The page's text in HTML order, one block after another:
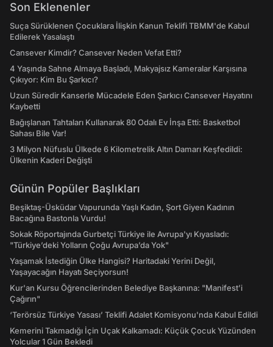
Son Eklenenler
Suça Sürüklenen Çocuklara İlişkin Kanun Teklifi TBMM'de Kabul
Edilerek Yasalaştı
Cansever Kimdir? Cansever Neden Vefat Etti?
4 Yaşında Sahne Almaya Başladı, Makyajsız Kameralar Karşısına
Çıkıyor: Kim Bu Şarkıcı?
Uzun Süredir Kanserle Mücadele Eden Şarkıcı Cansever Hayatını
Kaybetti
Bağışlanan Tahtaları Kullanarak 80 Odalı Ev İnşa Etti: Basketbol
Sahası Bile Var!
3 Milyon Nüfuslu Ülkede 6 Kilometrelik Altın Damarı Keşfedildi:
Ülkenin Kaderi Değişti
Günün Popüler Başlıkları
Beşiktaş-Üsküdar Vapurunda Yaşlı Kadın, Şort Giyen Kadının
Bacağına Bastonla Vurdu!
Sokak Röportajında Gurbetçi Türkiye ile Avrupa'yı Kıyasladı:
"Türkiye’deki Yolların Çoğu Avrupa’da Yok"
Yaşamak İstediğin Ülke Hangisi? Haritadaki Yerini Değil,
Yaşayacağın Hayatı Seçiyorsun!
Kur'an Kursu Öğrencilerinden Belediye Başkanına: "Manifest’i
Çağırın"
‘Terörsüz Türkiye Yasası’ Teklifi Adalet Komisyonu'nda Kabul Edildi
Kemerini Takmadığı İçin Uçak Kalkamadı: Küçük Çocuk Yüzünden
Yolcular 1 Gün Bekledi